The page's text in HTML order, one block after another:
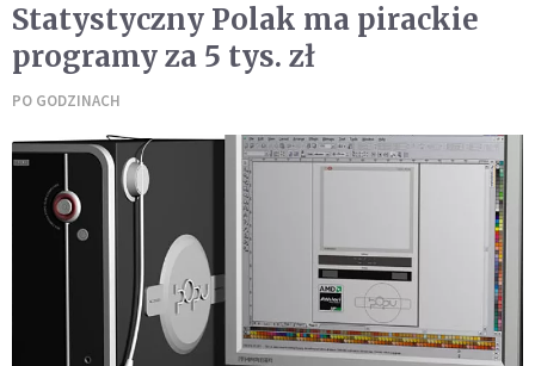
Statystyczny Polak ma pirackie
programy za 5 tys. zł
PO GODZINACH